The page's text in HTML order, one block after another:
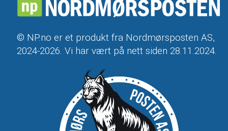
© NP.no er et produkt fra Nordmørsposten AS,
2024-2026. Vi har vært på nett siden 28.11.2024.